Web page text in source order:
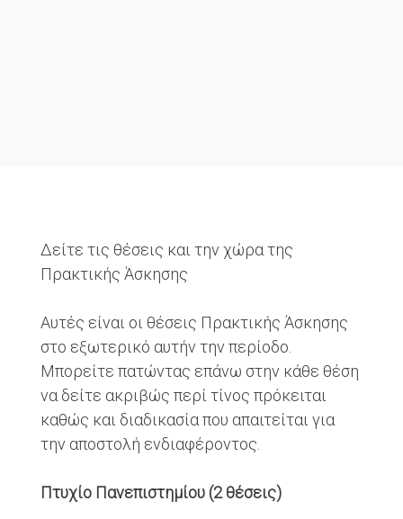
Δείτε τις θέσεις και την χώρα της
Πρακτικής Άσκησης
Αυτές είναι οι θέσεις Πρακτικής Άσκησης
στο εξωτερικό αυτήν την περίοδο.
Μπορείτε πατώντας επάνω στην κάθε θέση
να δείτε ακριβώς περί τίνος πρόκειται
καθώς και διαδικασία που απαιτείται για
την αποστολή ενδιαφέροντος.
Πτυχίο Πανεπιστημίου (2 θέσεις)